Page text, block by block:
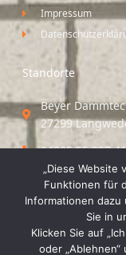
Impressum
Standorte
Beyer
27299
04235 55 297 41
Standort
Vechta
04441 8 89 93
„Diese
Funktionen für
Informationen dazu
Sie in
Klicken Sie auf
oder